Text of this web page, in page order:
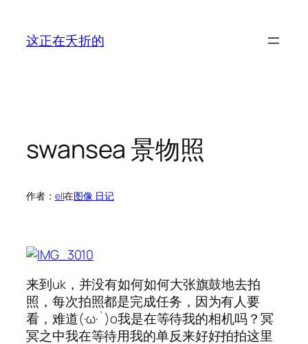
这正在夭折的
swansea 景物照
作者： ell在图像 日记
来到uk，并没有如何如何大张旗鼓地去拍
照，每次拍照都是完成任务，因为有人要
看，难道(·ω·`)o我是在等待我的相机吗？冥
冥之中我在等待用我的单反来好好拍拍这里